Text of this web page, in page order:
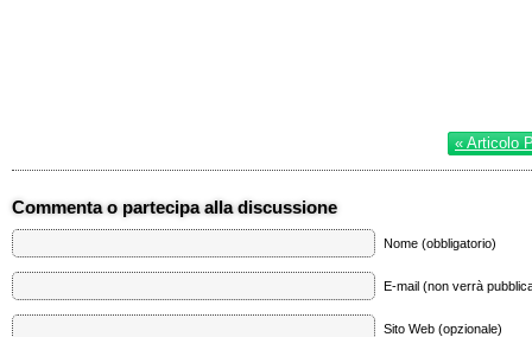
« Articolo
Commenta o partecipa alla discussione
Nome (obbligatorio)
E-mail (non verrà
Sito Web (opzionale)